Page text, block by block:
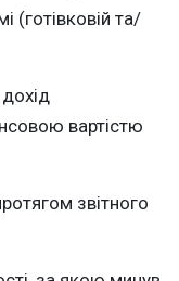
(готівковій та/
вартістю
звітного